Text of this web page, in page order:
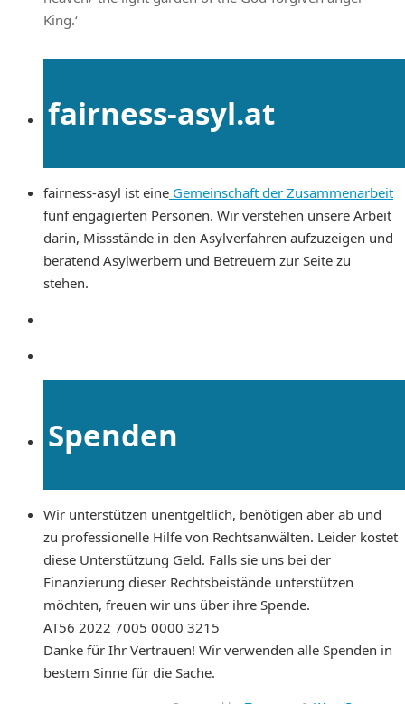
King.‘
fairness-asyl.at
fairness-asyl ist eine Gemeinschaft der Zusammenarbeit
fünf engagierten Personen. Wir verstehen unsere Arbeit
darin, Missstände in den Asylverfahren aufzuzeigen und
beratend Asylwerbern und Betreuern zur Seite zu
stehen.
Spenden
Wir unterstützen unentgeltlich, benötigen aber ab und
zu professionelle Hilfe von Rechtsanwälten. Leider kostet
diese Unterstützung Geld. Falls sie uns bei der
Finanzierung dieser Rechtsbeistände unterstützen
möchten, freuen wir uns über ihre Spende.
AT56 2022 7005 0000 3215
Danke für Ihr Vertrauen! Wir verwenden alle Spenden in
bestem Sinne für die Sache.